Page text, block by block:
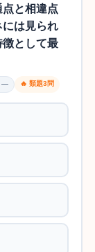
と相違点
は見られ
として最
— 🔥 類題3問